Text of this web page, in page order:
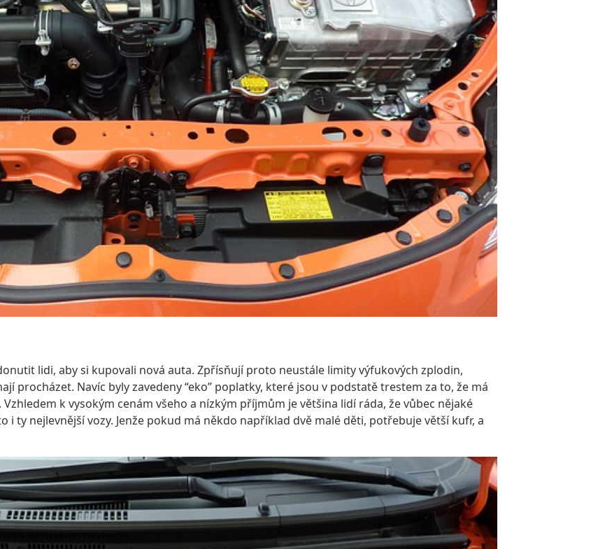
lidi, aby si kupovali nová auta. Zpřísňují proto neustále limity výfukových zplodin,
procházet. Navíc byly zavedeny “eko” poplatky, které jsou v podstatě trestem za to, že má
k vysokým cenám všeho a nízkým příjmům je většina lidí ráda, že vůbec nějaké
ty nejlevnější vozy. Jenže pokud má někdo například dvě malé děti, potřebuje větší kufr, a